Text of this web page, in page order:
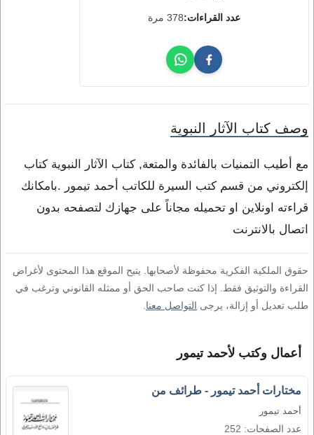
عدد القراءات:378 مرة
وصف كتاب الآثار النبوية
مع أطيب التمنيات بالفائدة والمتعة, كتاب الآثار النبوية كتاب
إلكتروني من قسم كتب السيرة للكاتب أحمد تيمور .بامكانك
قراءته اونلاين او تحميله مجاناً على جهازك لتصفحه بدون
اتصال بالانترنت
حقوق الملكية الفكرية محفوظة لأصحابها. يتيح الموقع هذا المحتوى لأغراض
القراءة والتوثيق فقط. إذا كنت صاحب الحق أو ممثله القانوني وترغب في
طلب تعديل أو إزالة، يرجى التواصل معنا
أعمال وكتب لأحمد تيمور
مختارات أحمد تيمور - طرائف من
أحمد تيمور
عدد الصفحات: 252